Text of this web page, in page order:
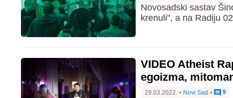
Novosadski sastav
krenuli", a na Radiju
VIDEO Atheist
egoizma,
29.03.2022. • Novi Sad • 9